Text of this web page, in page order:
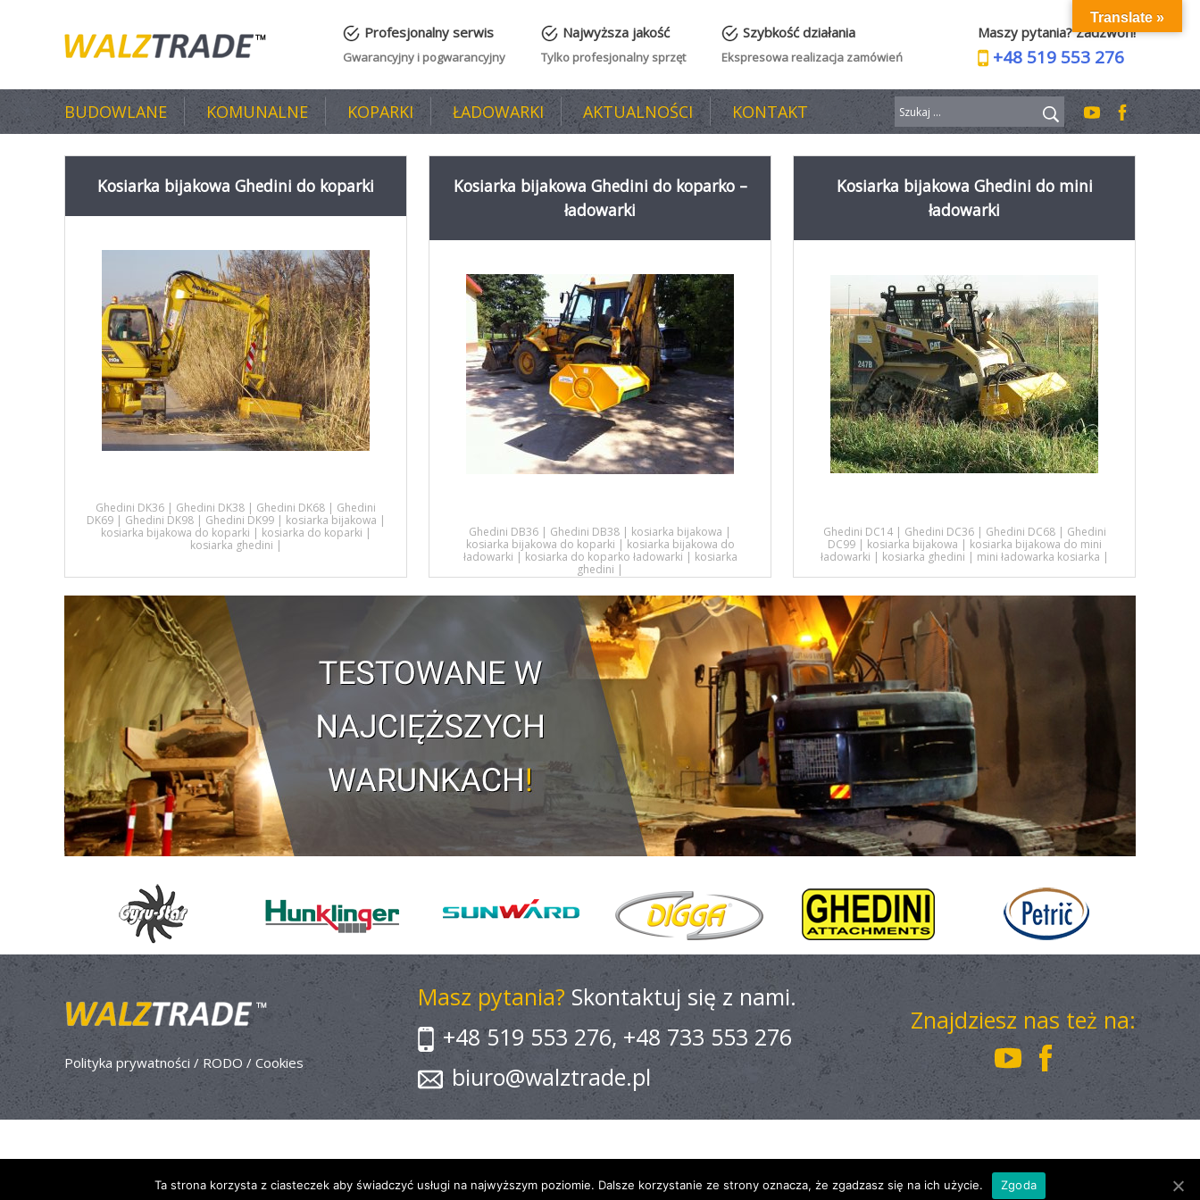
Profesjonalny serwis
Gwarancyjny i pogwarancyjny
Najwyższa jakość
Tylko profesjonalny sprzęt
Szybkość działania
Ekspresowa realizacja zamówień
Maszy pytania? Zadzwoń!
+48 519 553 276
BUDOWLANE KOMUNALNE KOPARKI ŁADOWARKI AKTUALNOŚCI KONTAKT Szukaj:
Kosiarka bijakowa Ghedini do koparki
Ghedini DK36 | Ghedini DK38 | Ghedini DK68 | Ghedini
DK69| Ghedini DK98| Ghedini DK99| kosiarka bijakowa |
kosiarka bijakowa do koparki | kosiarka do koparki |
kosiarka ghedini |
Kosiarka bijakowa Ghedini do koparko –
ładowarki
Ghedini DB36 | Ghedini DB38 | kosiarka bijakowa |
kosiarka bijakowa do koparki | kosiarka bijakowa do
ładowarki | kosiarka do koparko ładowarki | kosiarka
ghedini |
Kosiarka bijakowa Ghedini do mini
ładowarki
Ghedini DC14| Ghedini DC36| Ghedini DC68| Ghedini
DC99| kosiarka bijakowa | kosiarka bijakowa do mini
ładowarki | kosiarka ghedini | mini ładowarka kosiarka |
Polityka prywatności / RODO / Cookies
Masz pytania? Skontaktuj się z nami.
+48 519 553 276, +48 733 553 276
biuro@walztrade.pl
Znajdziesz nas też na:
Translate »
Ta strona korzysta z ciasteczek aby świadczyć usługi na najwyższym poziomie. Dalsze korzystanie ze strony oznacza, że zgadzasz się na ich użycie. Zgoda